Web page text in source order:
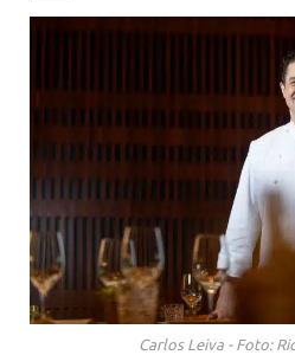
Carlos Leiva - Foto: